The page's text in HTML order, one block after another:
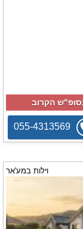
055-4313569
וילות במע'אר